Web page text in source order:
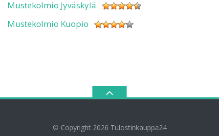
Mustekolmio Jyväskylä
Mustekolmio Kuopio
© Copyright 2026 Tulostinkauppa24